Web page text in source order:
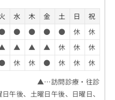
水 木 金 土 日
祝
● ● ● ● 休
休
▲ ▲ ▲ 休 休
休
休 休 ● 休 休
休
▲…訪問診療・往診
午後、土曜日午後、日曜日、